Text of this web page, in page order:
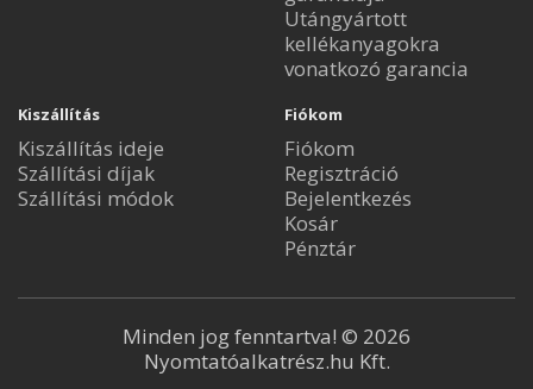
Utángyártott
kellékanyagokra
vonatkozó garancia
Kiszállítás
Kiszállítás ideje
Szállítási díjak
Szállítási módok
Fiókom
Fiókom
Regisztráció
Bejelentkezés
Kosár
Pénztár
Minden jog fenntartva! © 2026
Nyomtatóalkatrész.hu Kft.